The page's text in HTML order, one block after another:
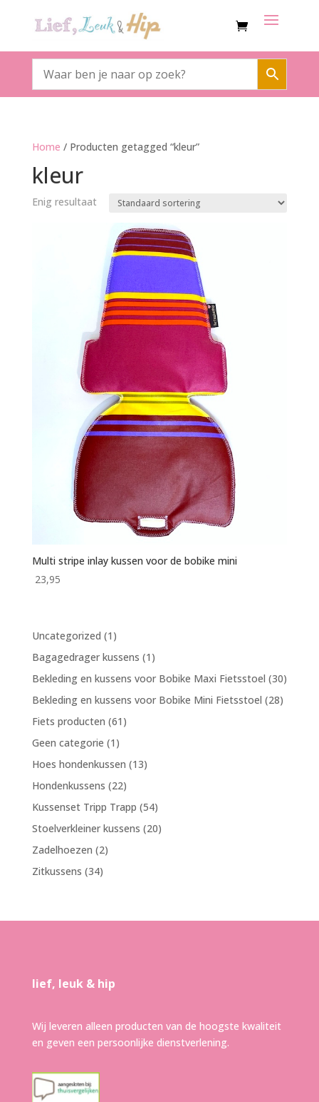
Home / Producten getagged “kleur”
kleur
Enig resultaat
Multi stripe inlay kussen voor de bobike mini
23,95
Uncategorized 1 1
product
Bagagedrager kussens 1 1
product
Bekleding en kussens voor Bobike Maxi Fietsstoel 3030
Bekleding en kussens voor Bobike Mini Fietsstoel 2828
Fiets producten 61 61
Geen categorie 1 1
product
Hoes hondenkussen 1313
Hondenkussens 2222
producten
Kussenset Tripp Trapp 5454
producten
Stoelverkleiner kussens 2020
Zadelhoezen 22
Zitkussens 3434
lief, leuk & hip
Wij leveren alleen producten van de hoogste kwaliteit
en geven een persoonlijke dienstverlening.